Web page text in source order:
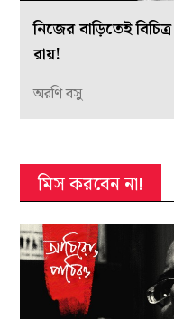
নিজের বাড়িতেই
রায়!
অরণি বসু
মিস করবেন না!